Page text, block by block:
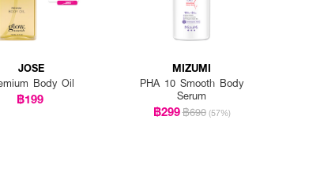
JOSE
Body Oil
฿199
MIZUMI
PHA 10 Smooth Body
Serum
฿299฿690 (57%)